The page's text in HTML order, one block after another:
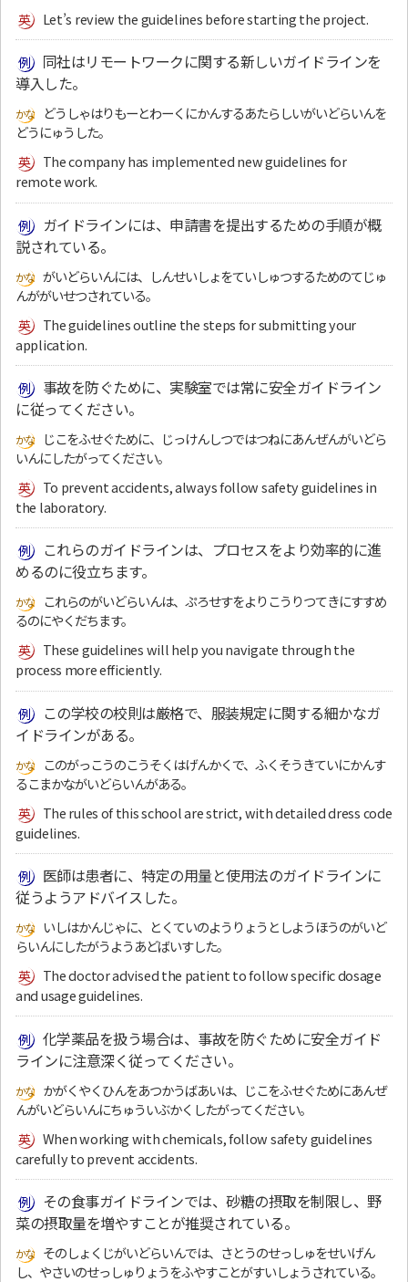
Let’s review the guidelines before starting the project.
同社はリモートワークに関する新しいガイドラインを
導入した。
どうしゃはりもーとわーくにかんするあたらしいがいどらいんを
どうにゅうした。
The company has implemented new guidelines for
remote work.
ガイドラインには、申請書を提出するための手順が概
説されている。
がいどらいんには、しんせいしょをていしゅつするためのてじゅ
んががいせつされている。
The guidelines outline the steps for submitting your
application.
事故を防ぐために、実験室では常に安全ガイドライン
に従ってください。
じこをふせぐために、じっけんしつではつねにあんぜんがいどら
いんにしたがってください。
To prevent accidents, always follow safety guidelines in
the laboratory.
これらのガイドラインは、プロセスをより効率的に進
めるのに役立ちます。
これらのがいどらいんは、ぷろせすをよりこうりつてきにすすめ
るのにやくだちます。
These guidelines will help you navigate through the
process more efficiently.
この学校の校則は厳格で、服装規定に関する細かなガ
イドラインがある。
このがっこうのこうそくはげんかくで、ふくそうきていにかんす
るこまかながいどらいんがある。
The rules of this school are strict, with detailed dress code
guidelines.
医師は患者に、特定の用量と使用法のガイドラインに
従うようアドバイスした。
いしはかんじゃに、とくていのようりょうとしようほうのがいど
らいんにしたがうようあどばいすした。
The doctor advised the patient to follow specific dosage
and usage guidelines.
化学薬品を扱う場合は、事故を防ぐために安全ガイド
ラインに注意深く従ってください。
かがくやくひんをあつかうばあいは、じこをふせぐためにあんぜ
んがいどらいんにちゅういぶかくしたがってください。
When working with chemicals, follow safety guidelines
carefully to prevent accidents.
その食事ガイドラインでは、砂糖の摂取を制限し、野
菜の摂取量を増やすことが推奨されている。
そのしょくじがいどらいんでは、さとうのせっしゅをせいげん
し、やさいのせっしゅりょうをふやすことがすいしょうされている。